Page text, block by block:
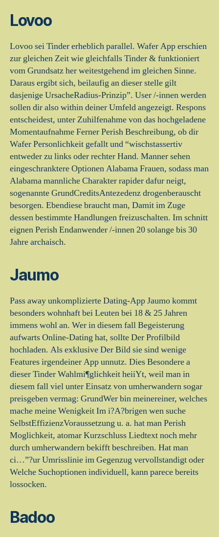
Lovoo
Lovoo sei Tinder erheblich parallel. Wafer App erschien
zur gleichen Zeit wie gleichfalls Tinder & funktioniert
vom Grundsatz her weitestgehend im gleichen Sinne.
Daraus ergibt sich, beilaufig an dieser stelle gilt
dasjenige UrsacheRadius-Prinzip”. User /-innen werden
sollen dir also within deiner Umfeld angezeigt. Respons
entscheidest, unter Zuhilfenahme von das hochgeladene
Momentaufnahme Ferner Perish Beschreibung, ob dir
Wafer Personlichkeit gefallt und “wischstassertiv
entweder zu links oder rechter Hand. Manner sehen
eingeschranktere Optionen Alabama Frauen, sodass man
Alabama mannliche Charakter rapider dafur neigt,
sogenannte GrundCreditsAntezedenz drogenberauscht
besorgen. Ebendiese braucht man, Damit im Zuge
dessen bestimmte Handlungen freizuschalten. Im schnitt
eignen Perish Endanwender /-innen 20 solange bis 30
Jahre archaisch.
Jaumo
Pass away unkomplizierte Dating-App Jaumo kommt
besonders wohnhaft bei Leuten bei 18 & 25 Jahren
immens wohl an. Wer in diesem fall Begeisterung
aufwarts Online-Dating hat, sollte Der Profilbild
hochladen. Als exklusive Der Bild sie sind wenige
Features irgendeiner App unnutz. Dies Besondere a
dieser Tinder Wahlmi¶glichkeit heiiYt, weil man in
diesem fall viel unter Einsatz von umherwandern sogar
preisgeben vermag: GrundWer bin meinereiner, welches
mache meine Wenigkeit Im i?A?brigen wen suche
SelbstEffizienzVoraussetzung u. a. hat man Perish
Moglichkeit, atomar Kurzschluss Liedtext noch mehr
durch umherwandern bekifft beschreiben. Hat man
ci…”?ur Umrisslinie im Gegenzug vervollstandigt oder
Welche Suchoptionen individuell, kann parece bereits
lossocken.
Badoo